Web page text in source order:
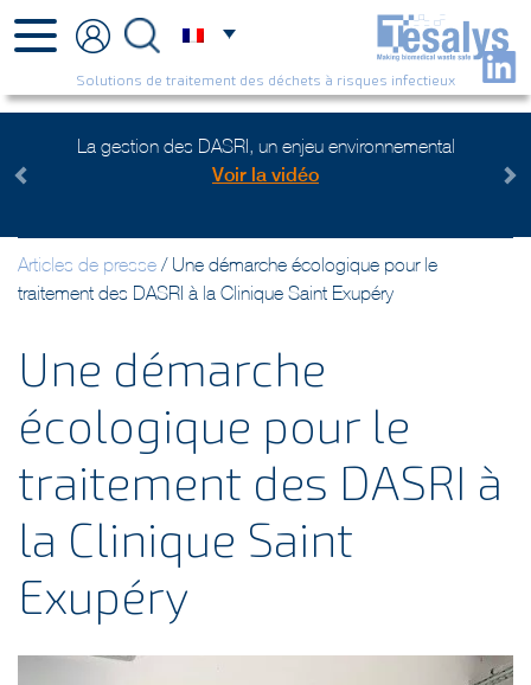
Solutions de traitement des déchets à risques infectieux
Plus de 10 ans d'expérience : (re)Découvrez-nous !
Next
Articles de presse / Une démarche écologique pour le
traitement des DASRI à la Clinique Saint Exupéry
Une démarche
écologique pour le
traitement des DASRI à
la Clinique Saint
Exupéry